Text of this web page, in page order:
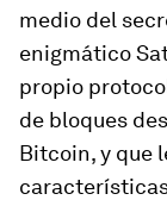
medio del
enigmático
propio
de bloques
Bitcoin, y que